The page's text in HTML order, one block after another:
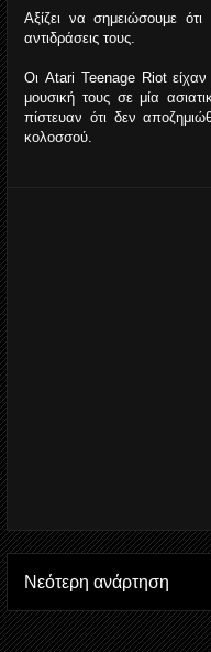
Αξίζει να σημειώσουμε
αντιδράσεις τους.
Οι Atari Teenage Riot είχαν
μουσική τους σε μία
πίστευαν ότι δεν
κολοσσού.
Νεότερη ανάρτηση